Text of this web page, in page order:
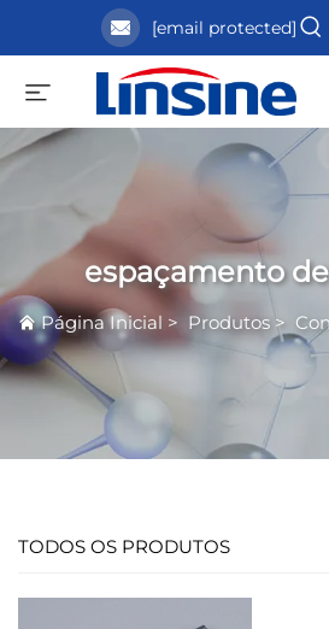
[email protected]
espaçamento
Página Inicial > Produtos >
TODOS OS PRODUTOS